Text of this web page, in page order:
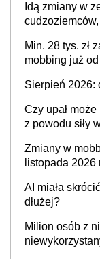
stosunku pracy
Idą zmiany w
Min. 28 tys. zł
mobbing już
Sierpień 2026:
Czy upał
z powodu siły
Zmiany w
listopada 2026
AI miała
dłużej?
Milion osób z